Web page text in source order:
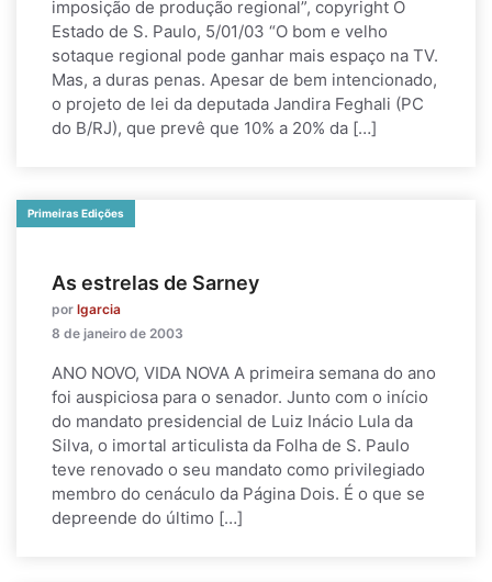
imposição de produção regional”, copyright O
Estado de S. Paulo, 5/01/03 “O bom e velho
sotaque regional pode ganhar mais espaço na TV.
Mas, a duras penas. Apesar de bem intencionado,
o projeto de lei da deputada Jandira Feghali (PC
do B/RJ), que prevê que 10% a 20% da […]
Primeiras Edições
As estrelas de Sarney
por lgarcia
8 de janeiro de 2003
ANO NOVO, VIDA NOVA A primeira semana do ano
foi auspiciosa para o senador. Junto com o início
do mandato presidencial de Luiz Inácio Lula da
Silva, o imortal articulista da Folha de S. Paulo
teve renovado o seu mandato como privilegiado
membro do cenáculo da Página Dois. É o que se
depreende do último […]